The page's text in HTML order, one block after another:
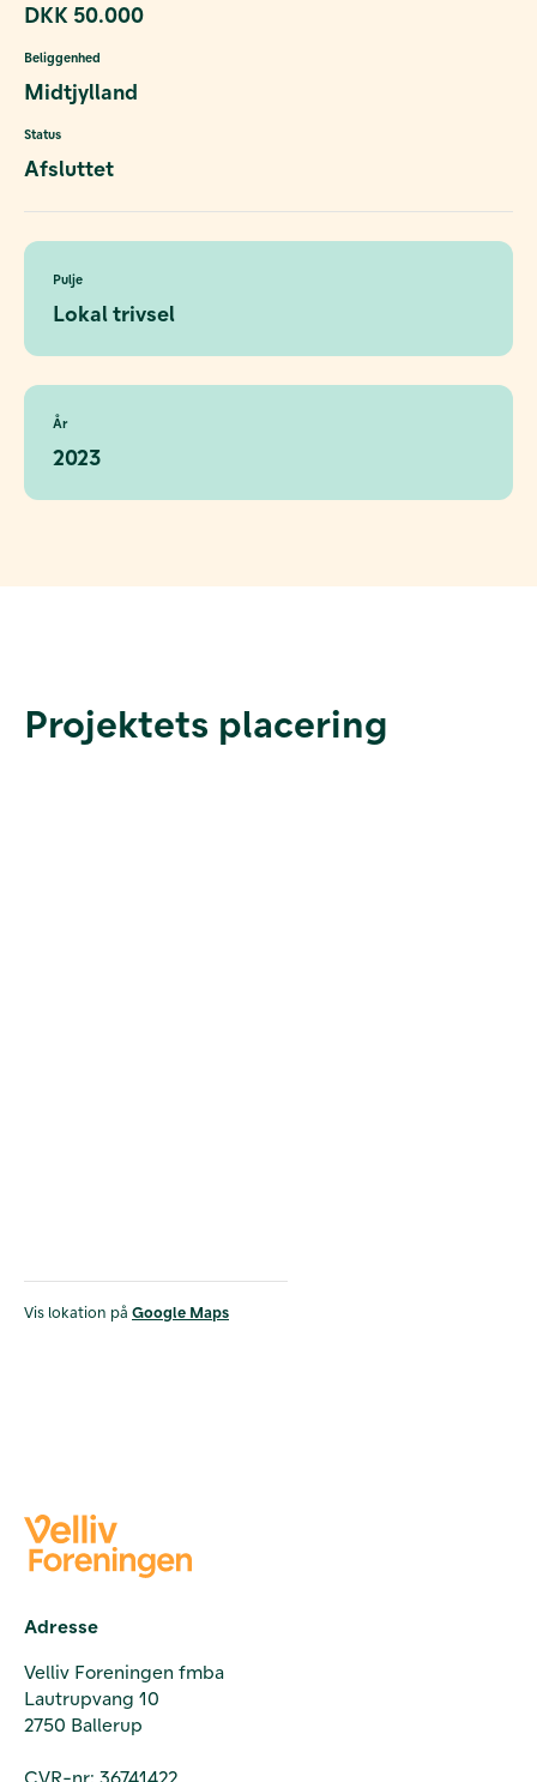
DKK 50.000
Beliggenhed
Midtjylland
Status
Afsluttet
Pulje
Lokal trivsel
År
2023
Projektets placering
Vis lokation på Google Maps
Adresse
Velliv Foreningen fmba
Lautrupvang 10
2750 Ballerup
CVR-nr: 36741422